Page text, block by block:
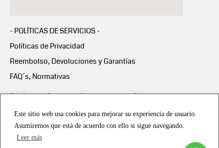
Este sitio web usa cookies para mejorar su experiencia de usuario.
Asumiremos que está de acuerdo con ello si sigue navegando.
Leer más
- POLÍTICAS DE SERVICIOS -
Políticas de Privacidad
Reembolso, Devoluciones y Garantías
FAQ´s, Normativas
Scalapay:Compra ahora y paga en 3 cuotas
Scalapay Política Privacidad